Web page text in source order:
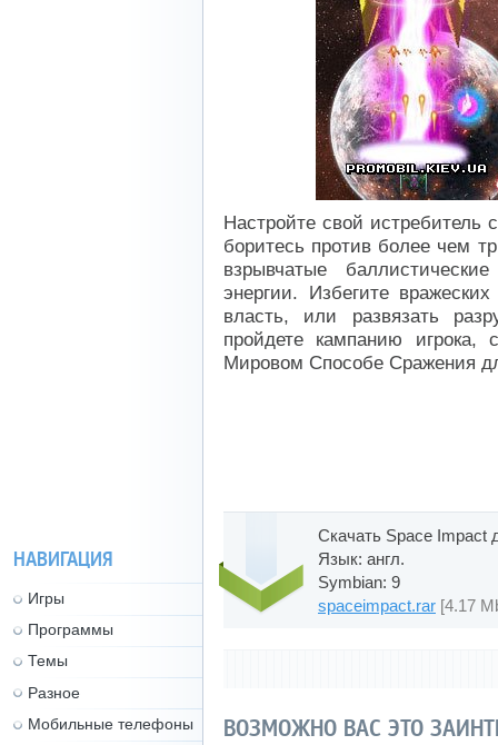
Настройте свой
боритесь против более чем
взрывчатые
энергии. Избегите
власть, или развязать
пройдете кампанию игрока,
Мировом Способе Сражения
Скачать Space Impact
Язык: англ.
Symbian: 9
spaceimpact.rar [4.17
ВОЗМОЖНО ВАС ЭТО
НАВИГАЦИЯ
Игры
Программы
Темы
Разное
Мобильные телефоны